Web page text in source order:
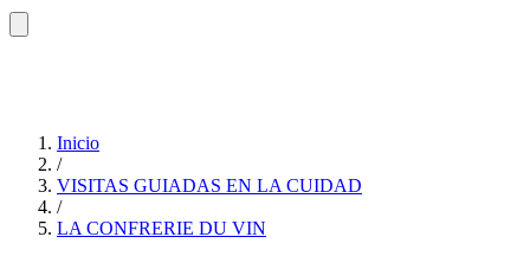
Inicio
/
VISITAS GUIADAS EN LA CUIDAD
/
LA CONFRERIE DU VIN